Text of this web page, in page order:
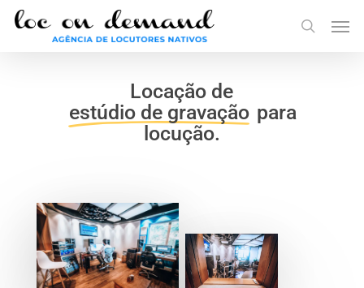
Skip
search
Locação de
estúdio de gravação para
locução.